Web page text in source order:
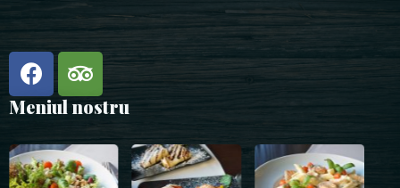
Meniul nostru